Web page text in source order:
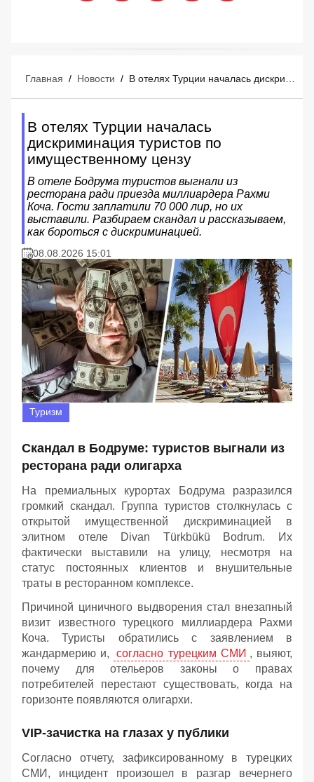
Главная / Новости /
В отелях Турции началась
дискриминация туристов по
имущественному цензу
В отеле Бодрума туристов выгнали из
ресторана ради приезда миллиардера Рахми
Коча. Гости заплатили 70 000 лир, но их
выставили. Разбираем скандал и рассказываем,
как бороться с дискриминацией.
08.08.2026 15:01
Туризм
Скандал в Бодруме: туристов выгнали из
ресторана ради олигарха
На премиальных курортах Бодрума разразился
громкий скандал. Группа туристов столкнулась с
открытой имущественной дискриминацией в
элитном отеле Divan Türkbükü Bodrum. Их
фактически выставили на улицу, несмотря на
статус постоянных клиентов и внушительные
траты в ресторанном комплексе.
Причиной циничного выдворения стал внезапный
визит известного турецкого миллиардера Рахми
Коча. Туристы обратились с заявлением в
жандармерию и,
согласно турецким СМИ , выяют,
почему для отельеров законы о правах
потребителей перестают существовать, когда на
горизонте появляются олигархи.
VIP-зачистка на глазах у публики
Согласно отчету, зафиксированному в турецких
СМИ, инцидент произошел в разгар вечернего